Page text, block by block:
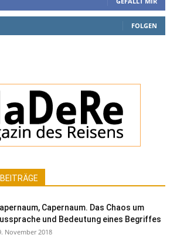
FOLGEN
Capernaum. Das Chaos um
und Bedeutung eines Begriffes
November 2018